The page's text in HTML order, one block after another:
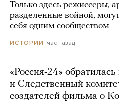
Только здесь режиссеры,
разделенные войной,
себя одним сообществом
ИСТОРИИ час назад
«Россия-24» обратилась
и Следственный
создателей фильма о